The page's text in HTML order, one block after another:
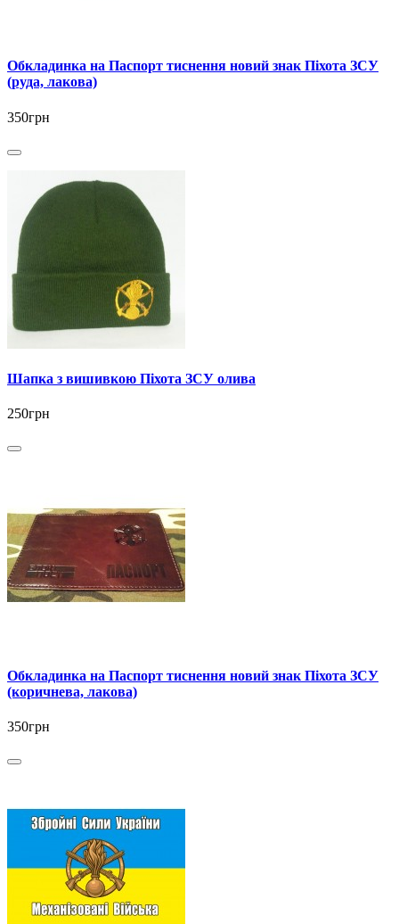
Обкладинка на Паспорт тиснення новий знак Піхота ЗСУ
(руда, лакова)
350грн
Шапка з вишивкою Піхота ЗСУ олива
250грн
Обкладинка на Паспорт тиснення новий знак Піхота ЗСУ
(коричнева, лакова)
350грн